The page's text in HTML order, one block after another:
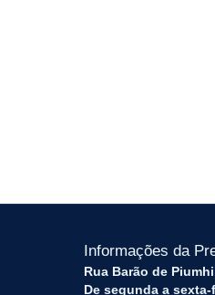
Informações da
Rua Barão de
De segunda a